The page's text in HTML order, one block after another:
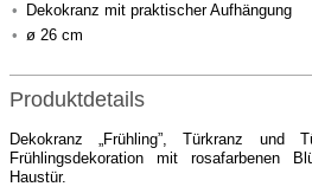
Dekokranz mit praktischer Aufhängung
ø 26 cm
Produktdetails
Dekokranz „Frühling”, Türkranz und
Frühlingsdekoration mit rosafarbenen
Haustür.